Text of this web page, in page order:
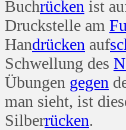
Buchrücken ist
Druckstelle am
Handrücken auf
Schwellung des
Übungen gegen
man sieht, ist
Silberrücken.